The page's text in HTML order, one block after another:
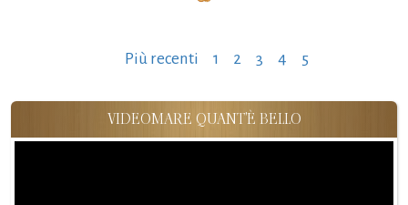
Paginazione
articoli
Più recenti 1 2 3 4 5
VIDEOMARE QUANT'È BELLO